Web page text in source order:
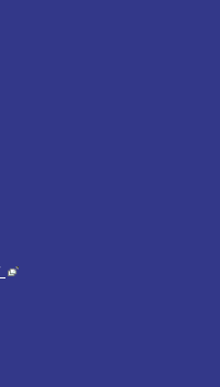
webbplats, öppnas i
Länk till annan